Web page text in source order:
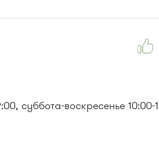
суббота-воскресенье 10:00-